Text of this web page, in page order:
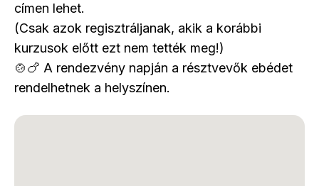
címen lehet.
(Csak azok regisztráljanak, akik a korábbi
kurzusok előtt ezt nem tették meg!)
🍲🍗 A rendezvény napján a résztvevők ebédet
rendelhetnek a helyszínen.